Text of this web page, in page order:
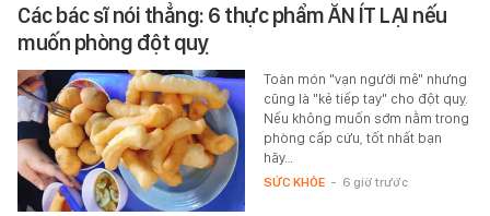
Các bác sĩ nói thẳng: 6 thực phẩm ĂN ÍT LẠI nếu
muốn phòng đột quỵ
Toàn món "vạn người mê" nhưng
cũng là "kẻ tiếp tay" cho đột quỵ.
Nếu không muốn sớm nằm trong
phòng cấp cứu, tốt nhất bạn
hãy…
SỨC KHỎE - 6 giờ trước